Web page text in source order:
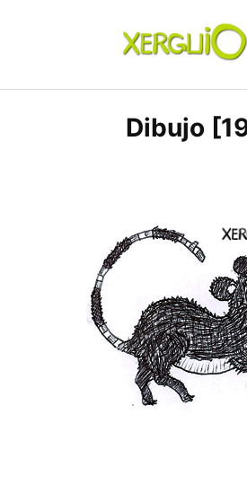
xerguio.ES | ilustración
Dibujo